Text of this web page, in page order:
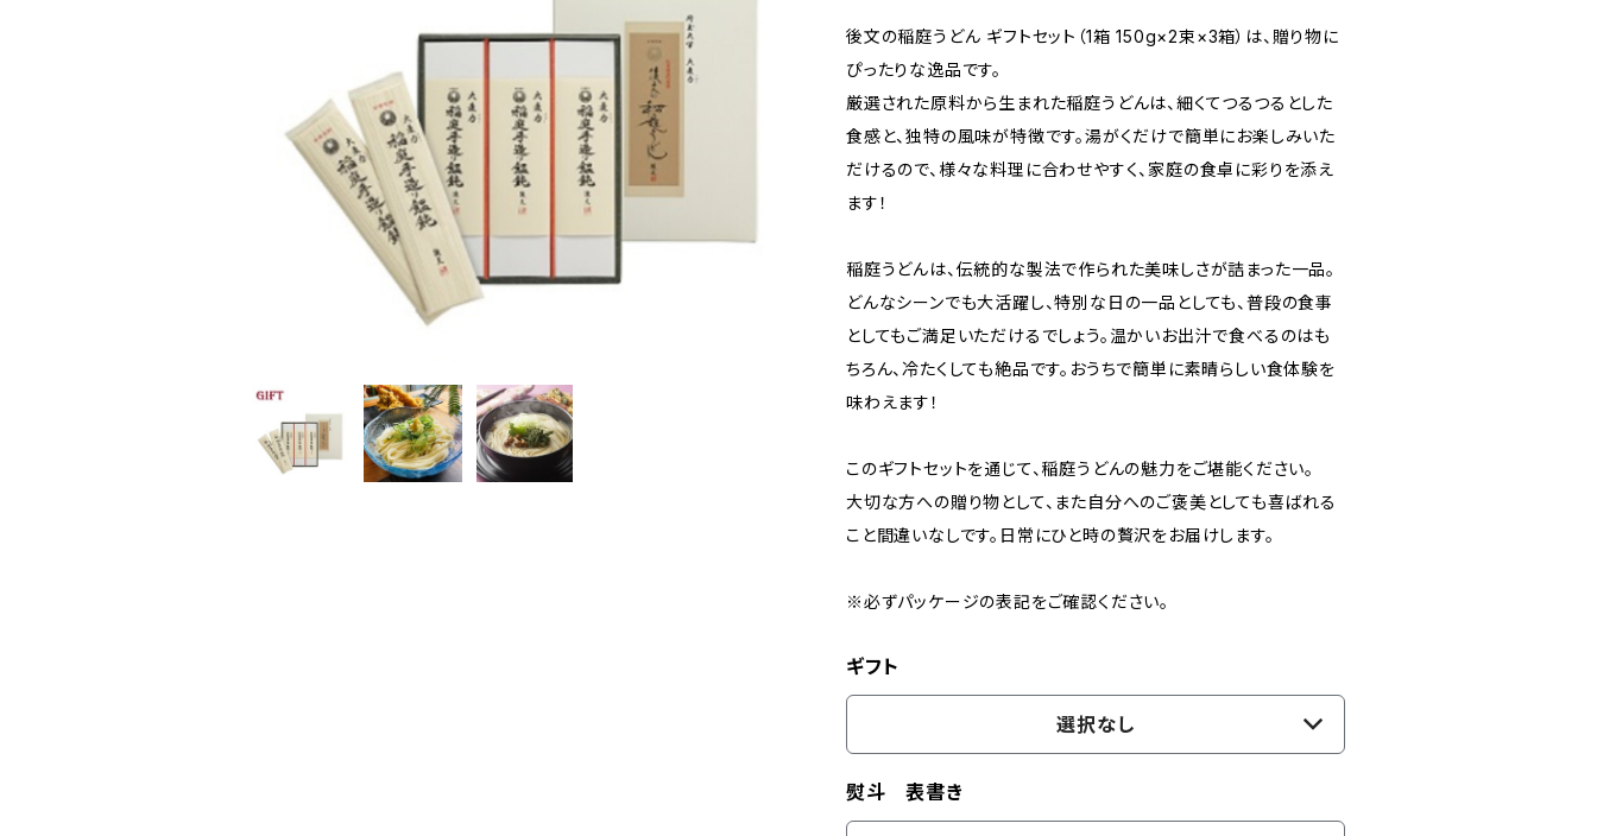
後文の稲庭うどん ギフトセット（1箱 150g×2束×3箱）は、贈り物に
ぴったりな逸品です。
厳選された原料から生まれた稲庭うどんは、細くてつるつるとした
食感と、独特の風味が特徴です。湯がくだけで簡単にお楽しみいた
だけるので、様々な料理に合わせやすく、家庭の食卓に彩りを添え
ます！
稲庭うどんは、伝統的な製法で作られた美味しさが詰まった一品。
どんなシーンでも大活躍し、特別な日の一品としても、普段の食事
としてもご満足いただけるでしょう。温かいお出汁で食べるのはも
ちろん、冷たくしても絶品です。おうちで簡単に素晴らしい食体験を
味わえます！
このギフトセットを通じて、稲庭うどんの魅力をご堪能ください。
大切な方への贈り物として、また自分へのご褒美としても喜ばれる
こと間違いなしです。日常にひと時の贅沢をお届けします。
※必ずパッケージの表記をご確認ください。
ギフト
選択なし
熨斗 表書き